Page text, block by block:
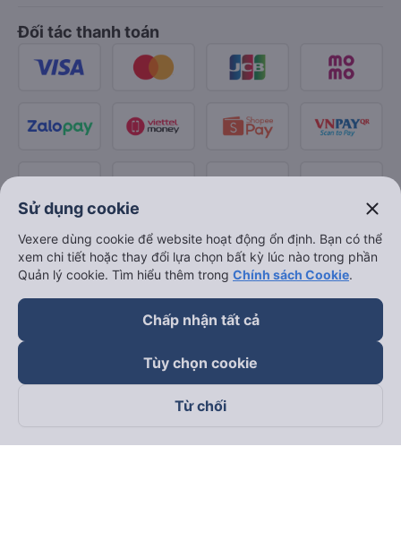
Đối tác thanh toán
Theo dõi chúng tôi trên
Sử dụng cookie close
Vexere dùng cookie để website hoạt động ổn định. Bạn có thể
xem chi tiết hoặc thay đổi lựa chọn bất kỳ lúc nào trong phần
Quản lý cookie. Tìm hiểu thêm trong Chính sách Cookie.
Chấp nhận tất cả
Tùy chọn cookie
Từ chối